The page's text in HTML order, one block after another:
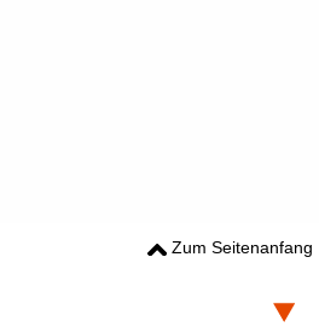
Zum Seitenanfang